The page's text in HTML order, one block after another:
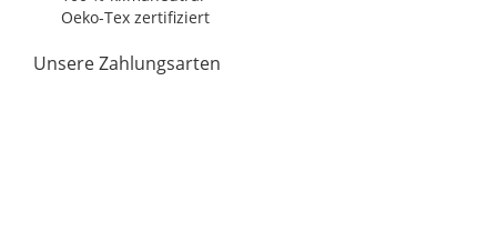
Oeko-Tex zertifiziert
Unsere Zahlungsarten